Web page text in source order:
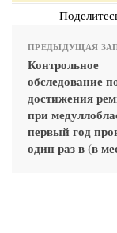
ПРЕДЫДУЩАЯ
Контрольное
обследование
достижения
при
первый год
один раз в (в